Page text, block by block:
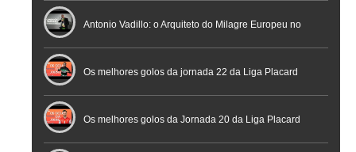
profissional em conferência histórica na Cidade do
Futebol
Antonio Vadillo: o Arquiteto do Milagre Europeu no
Futsal | Documentário
Os melhores golos da jornada 22 da Liga Placard
Os melhores golos da Jornada 20 da Liga Placard